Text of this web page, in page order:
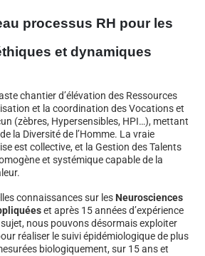
processus RH pour les
et dynamiques
chantier d’élévation des Ressources
et la coordination des Vocations et
(zèbres, Hypersensibles, HPI…), mettant
la Diversité de l’Homme. La vraie
est collective, et la Gestion des Talents
et systémique capable de la
connaissances sur les Neurosciences
et après 15 années d’expérience
nous pouvons désormais exploiter
réaliser le suivi épidémiologique de plus
biologiquement, sur 15 ans et